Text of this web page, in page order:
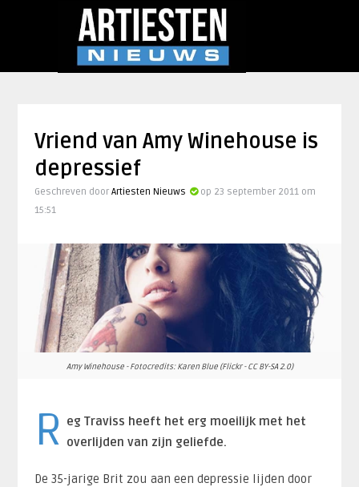
Vriend van Amy Winehouse is
depressief
Geschreven door Artiesten Nieuws
op 23 september 2011 om
15:51
Amy Winehouse - Fotocredits: Karen Blue (Flickr - CC BY-SA 2.0)
R eg Traviss heeft het erg moeilijk met het
overlijden van zijn geliefde.
De 35-jarige Brit zou aan een depressie lijden door